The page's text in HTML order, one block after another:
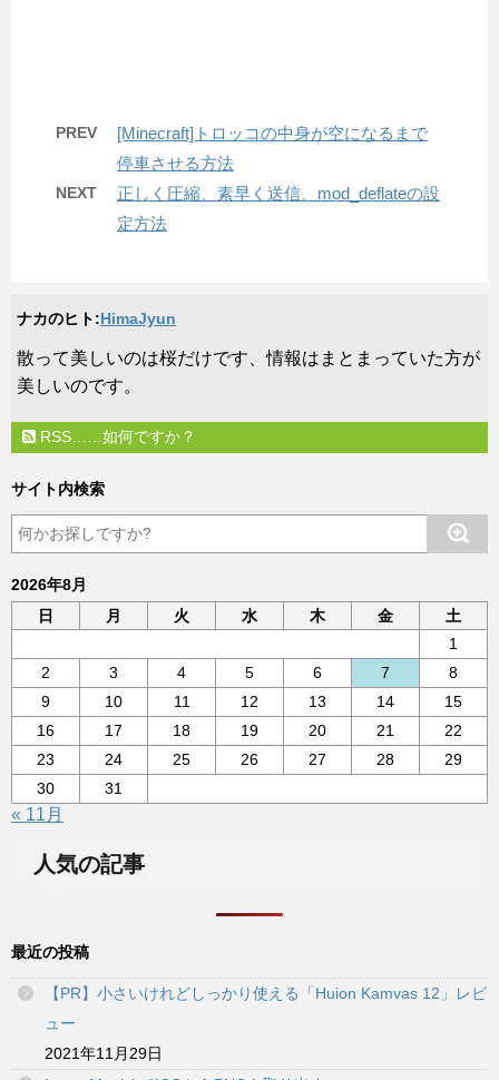
PREV
[Minecraft]トロッコの中身が空になるまで
停車させる方法
NEXT
正しく圧縮、素早く送信、mod_deflateの設
定方法
ナカのヒト:HimaJyun
​散って美しいのは桜だけです、情報はまとまっていた方が
美しいのです。
RSS……如何ですか？
サイト内検索
2026年8月
日
月 火 水 木 金
土
1
2
3 4 5 6 7
8
9
10 11 12 13 14
15
16
17 18 19 20 21
22
23
24 25 26 27 28
29
30
31
« 11月
人気の記事
最近の投稿
【PR】小さいけれどしっかり使える「Huion Kamvas 12」レビ
ュー
2021年11月29日